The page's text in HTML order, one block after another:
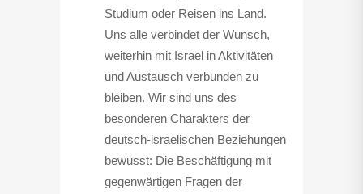
Studium oder Reisen ins Land.
Uns alle verbindet der Wunsch,
weiterhin mit Israel in Aktivitäten
und Austausch verbunden zu
bleiben. Wir sind uns des
besonderen Charakters der
deutsch-israelischen Beziehungen
bewusst: Die Beschäftigung mit
gegenwärtigen Fragen der